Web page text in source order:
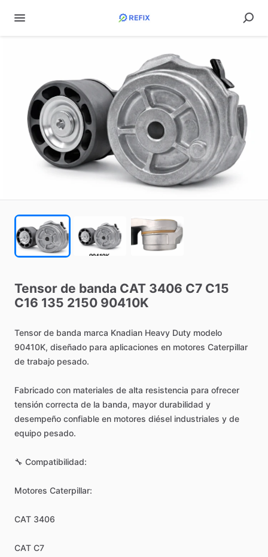
Tensor de banda CAT 3406 C7 C15
C16 135 2150 90410K
Tensor de banda marca Knadian Heavy Duty modelo
90410K, diseñado para aplicaciones en motores Caterpillar
de trabajo pesado.
Fabricado con materiales de alta resistencia para ofrecer
tensión correcta de la banda, mayor durabilidad y
desempeño confiable en motores diésel industriales y de
equipo pesado.
🔧 Compatibilidad:
Motores Caterpillar:
CAT 3406
CAT C7